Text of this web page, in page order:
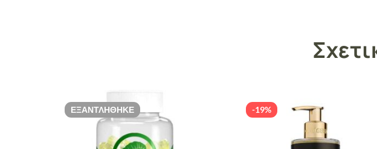
ΕΞΑΝΤΛΉΘΗΚΕ -19%